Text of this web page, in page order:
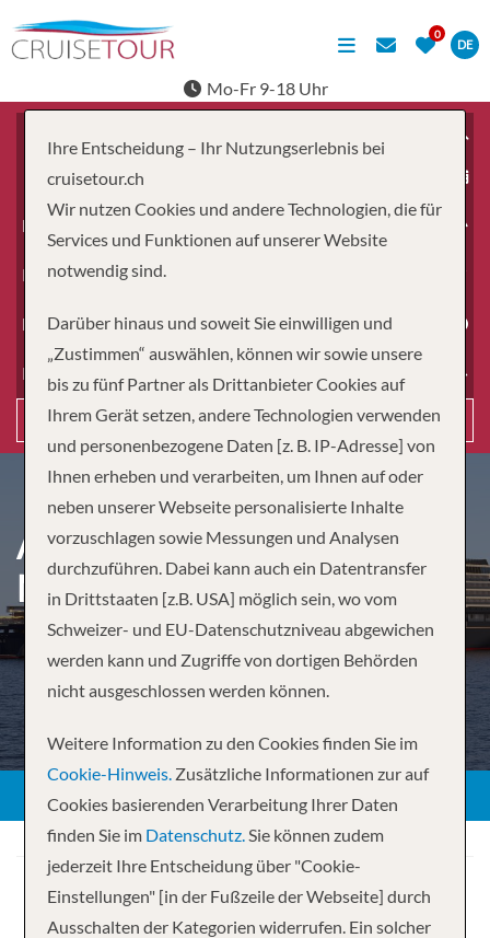
DE
Mo-Fr 9-18 Uhr
Erwachsene
Kinder
Dauer
Reiseart
Suchen
ATLANTISCHE ELEGANZ
MIT EXPLORA JOURNEYS
Ihre Entscheidung – Ihr Nutzungserlebnis bei
cruisetour.ch
Wir nutzen Cookies und andere Technologien, die für
Services und Funktionen auf unserer Website
notwendig sind.
Darüber hinaus und soweit Sie einwilligen und
„Zustimmen“ auswählen, können wir sowie unsere
bis zu fünf Partner als Drittanbieter Cookies auf
Ihrem Gerät setzen, andere Technologien verwenden
und personenbezogene Daten [z. B. IP-Adresse] von
Ihnen erheben und verarbeiten, um Ihnen auf oder
neben unserer Webseite personalisierte Inhalte
vorzuschlagen sowie Messungen und Analysen
durchzuführen. Dabei kann auch ein Datentransfer
in Drittstaaten [z.B. USA] möglich sein, wo vom
Schweizer- und EU-Datenschutzniveau abgewichen
werden kann und Zugriffe von dortigen Behörden
nicht ausgeschlossen werden können.
Weitere Information zu den Cookies finden Sie im
Cookie-Hinweis. Zusätzliche Informationen zur auf
Cookies basierenden Verarbeitung Ihrer Daten
finden Sie im Datenschutz.Sie können zudem
jederzeit Ihre Entscheidung über "Cookie-
Einstellungen" [in der Fußzeile der Webseite] durch
Ausschalten der Kategorien widerrufen. Ein solcher